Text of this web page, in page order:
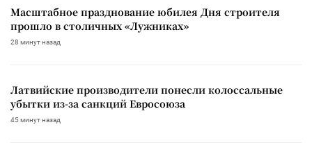
Масштабное празднование юбилея Дня строителя
прошло в столичных «Лужниках»
28 минут назад
Латвийские производители понесли колоссальные
убытки из-за санкций Евросоюза
45 минут назад